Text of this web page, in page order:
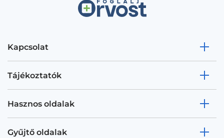
Kapcsolat
Tájékoztatók
Hasznos oldalak
Gyűjtő oldalak